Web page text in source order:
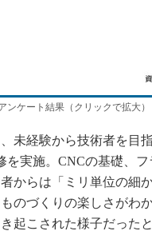
ンケート結果（クリックで拡大
経験から技術者を目
を実施。CNCの基礎、
からは「ミリ単位の細
のづくりの楽しさがわ
起こされた様子だったと